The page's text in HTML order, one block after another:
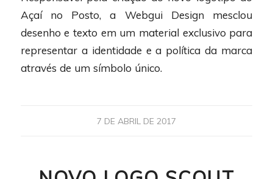
Açaí no Posto, a Webgui Design mesclou
desenho e texto em um material exclusivo para
representar a identidade e a política da marca
através de um símbolo único.
7 DE ABRIL DE 2017